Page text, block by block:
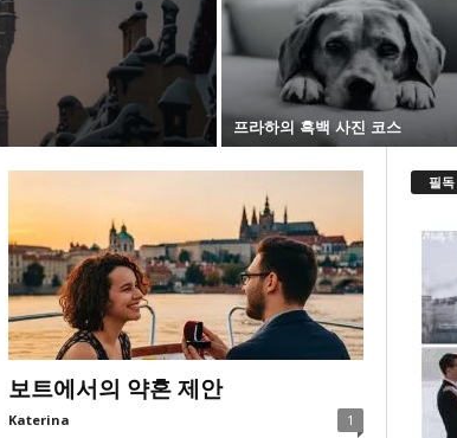
프라하의 흑백 사진 코스
보트에서의 약혼 제안
Katerina 1
필독